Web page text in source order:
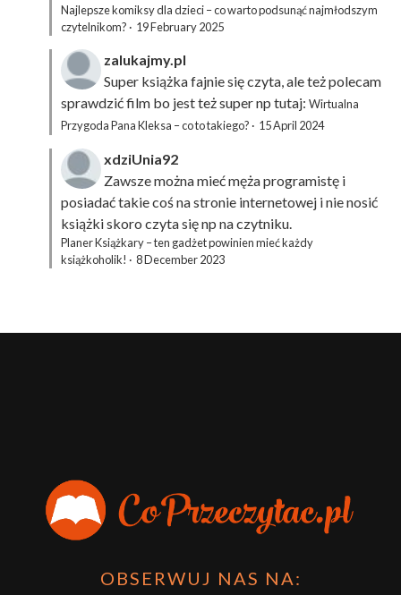
Najlepsze komiksy dla dzieci – co warto podsunąć najmłodszym
czytelnikom? · 19 February 2025
zalukajmy.pl
Super książka fajnie się czyta, ale też polecam
sprawdzić film bo jest też super np tutaj: Wirtualna
Przygoda Pana Kleksa – co to takiego? · 15 April 2024
xdziUnia92
Zawsze można mieć męża programistę i
posiadać takie coś na stronie internetowej i nie nosić
książki skoro czyta się np na czytniku.
Planer Książkary – ten gadżet powinien mieć każdy
książkoholik! · 8 December 2023
OBSERWUJ NAS NA: